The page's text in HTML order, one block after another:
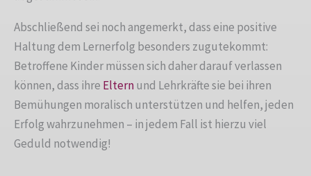
Abschließend sei noch angemerkt, dass eine positive
Haltung dem Lernerfolg besonders zugutekommt:
Betroffene Kinder müssen sich daher darauf verlassen
können, dass ihre Elternund Lehrkräfte sie bei ihren
Bemühungen moralisch unterstützen und helfen, jeden
Erfolg wahrzunehmen – in jedem Fall ist hierzu viel
Geduld notwendig!